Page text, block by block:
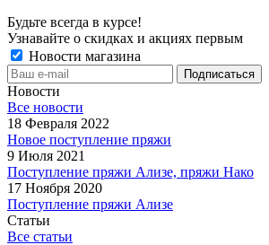
Будьте всегда в курсе!
Узнавайте о скидках и акциях первым
Новости магазина
Новости
Все новости
18 Февраля 2022
Новое поступление пряжи
9 Июля 2021
Поступление пряжи Ализе, пряжи Нако
17 Ноября 2020
Поступление пряжи Ализе
Статьи
Все статьи